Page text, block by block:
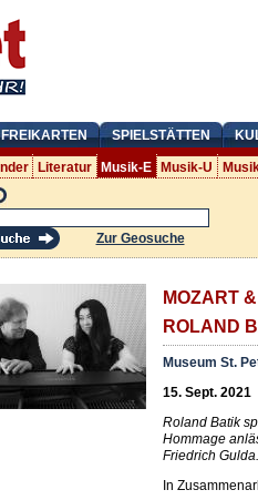
FREIKARTEN SPIELSTÄTTEN
Literatur Musik-E Musik-U
Zur Geosuche
MOZART
ROLAND
Museum St.
15. Sept. 2021
Roland Batik
Hommage
Friedrich Gulda.
In